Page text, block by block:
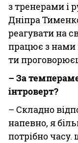
з тренерами і
Дніпра
реагувати на
працює з нами
ти
– За
інтроверт?
– Складно
напевно, я
потрібно часу.